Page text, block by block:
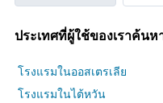
ประเทศที่ผู้ใช้ของเราค้นห
โรงแรมในออสเตรเลีย
โรงแรมในไต้หวัน